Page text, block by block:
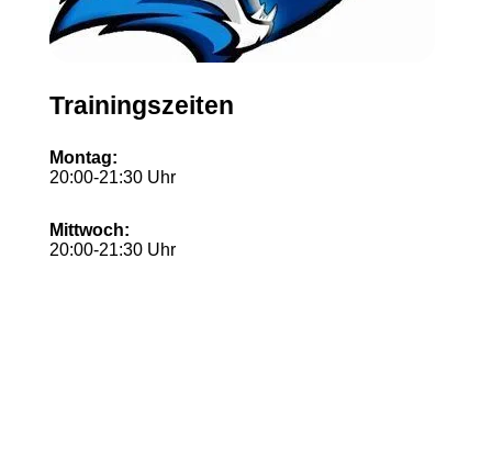
Trainingszeiten
Montag:
20:00-21:30 Uhr
Mittwoch:
20:00-21:30 Uhr